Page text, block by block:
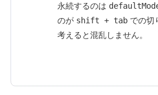
永続するのは
のが shift + tabでの切
考えると混乱しません。